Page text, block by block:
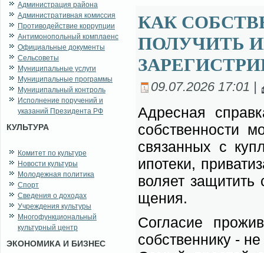
Администрация района
Административная комиссия
Противодействие коррупции
Антимонопольный комплаенс
Официальные документы
Сельсоветы
Муниципальные услуги
Муниципальные программы
Муниципальный контроль
Исполнение поручений и
указаний Президента РФ
КУЛЬТУРА
Комитет по культуре
Новости культуры
Молодежная политика
Спорт
Сведения о доходах
Учреждения культуры
Многофункциональный
культурный центр
ЭКОНОМИКА И БИЗНЕС
КАК
ПОЛУЧИТЬ
09.07.2026 17:01 |
Адрес­ная
соб­ствен­но­сти
свя­зан­ных с
ипо­те­ки,
во­ля­ет
ще­ния.
Со­гла­сие
соб­ствен­ни­ку -